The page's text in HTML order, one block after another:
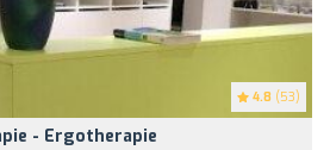
4.8 (53)
- Ergotherapie